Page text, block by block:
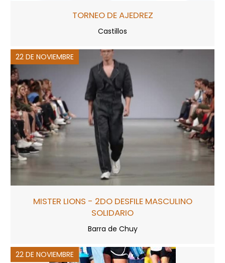
TORNEO DE AJEDREZ
Castillos
22 DE NOVIEMBRE
MISTER LIONS - 2DO DESFILE MASCULINO
SOLIDARIO
Barra de Chuy
22 DE NOVIEMBRE